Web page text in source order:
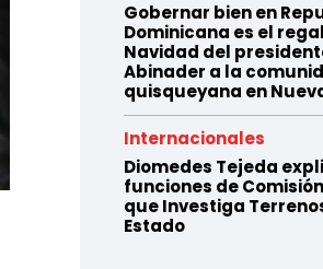
Gobernar bien en
Dominicana es el
Navidad del
Abinader a la
quisqueyana en
Internacionales
Diomedes Tejeda
funciones de
que Investiga
Estado